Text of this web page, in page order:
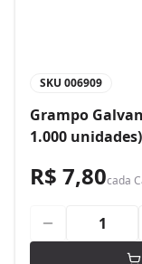
SKU 006909
Grampo
1.000 unidades)
R$ 7,80cada